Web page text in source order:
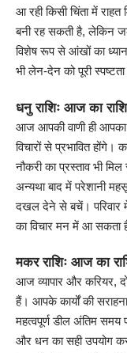
आ रही किसी चिंता में
बनी रह सकती है, लेकिन
विशेष रूप से आंखों का
भी लेन-देन को पूरी
धनु राशिः आज का
आज आपकी वाणी ही
विचारों से प्रभावित
नौकरी का प्रस्ताव भी
अन्यथा बाद में परेशानी
दखल देने से बचें। परिवार
का विचार मन में आ सकता
मकर राशिः आज का
आज व्यापार और करियर,
हैं। आपके कार्यों की
महत्वपूर्ण डील अंतिम
और धन का सही उपयोग